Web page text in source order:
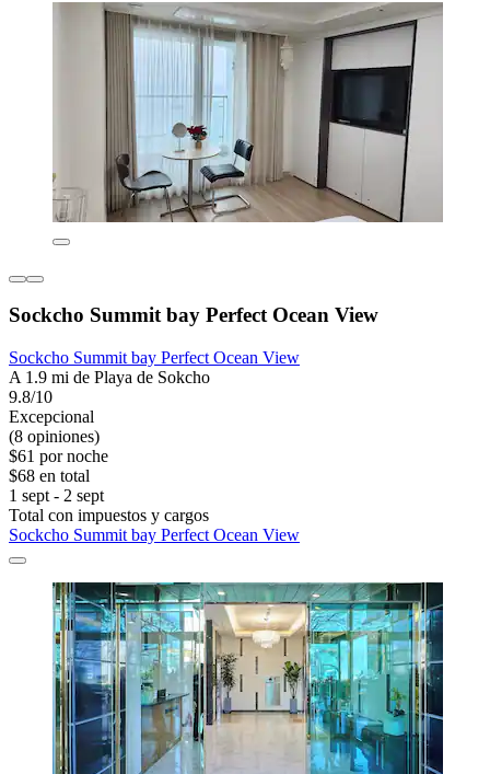
Sockcho Summit bay Perfect Ocean View
Sockcho Summit bay Perfect Ocean View
A 1.9 mi de Playa de Sokcho
9.8/10
Excepcional
(8 opiniones)
$61 por noche
$68 en total
1 sept - 2 sept
Total con impuestos y cargos
Sockcho Summit bay Perfect Ocean View